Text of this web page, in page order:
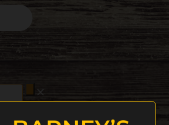
Gefeminiseerde zaden
Nieuwe uitgaven